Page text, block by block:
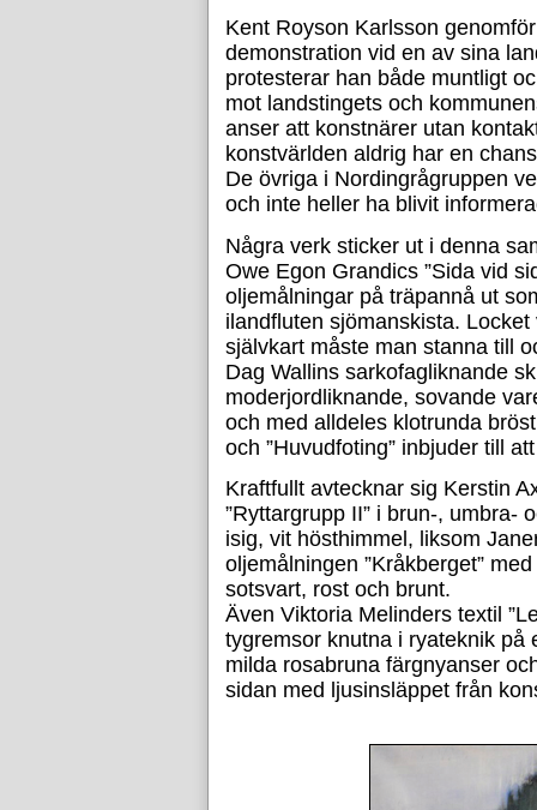
Kent Royson Karlsson
demonstration vid en av sina
protesterar han både muntligt
mot landstingets och
anser att konstnärer utan
konstvärlden aldrig har en
De övriga i Nordingrågruppen
och inte heller ha blivit
Några verk sticker ut i denna
Owe Egon Grandics ”Sida vid
oljemålningar på träpannå ut
ilandfluten sjömanskista.
självkart måste man stanna till
Dag Wallins sarkofagliknande
moderjordliknande, sovande
och med alldeles klotrunda
och ”Huvudfoting” inbjuder till
Kraftfullt avtecknar sig Kerstin
”Ryttargrupp II” i brun-, umbra-
isig, vit hösthimmel, liksom
oljemålningen ”Kråkberget”
sotsvart, rost och brunt.
Även Viktoria Melinders textil
tygremsor knutna i ryateknik på
milda rosabruna färgnyanser
sidan med ljusinsläppet från